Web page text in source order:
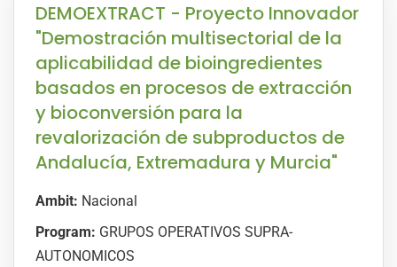
DEMOEXTRACT - Proyecto Innovador
"Demostración multisectorial de la
aplicabilidad de bioingredientes
basados en procesos de extracción
y bioconversión para la
revalorización de subproductos de
Andalucía, Extremadura y Murcia"
Ambit: Nacional
Program: GRUPOS OPERATIVOS SUPRA-
AUTONOMICOS